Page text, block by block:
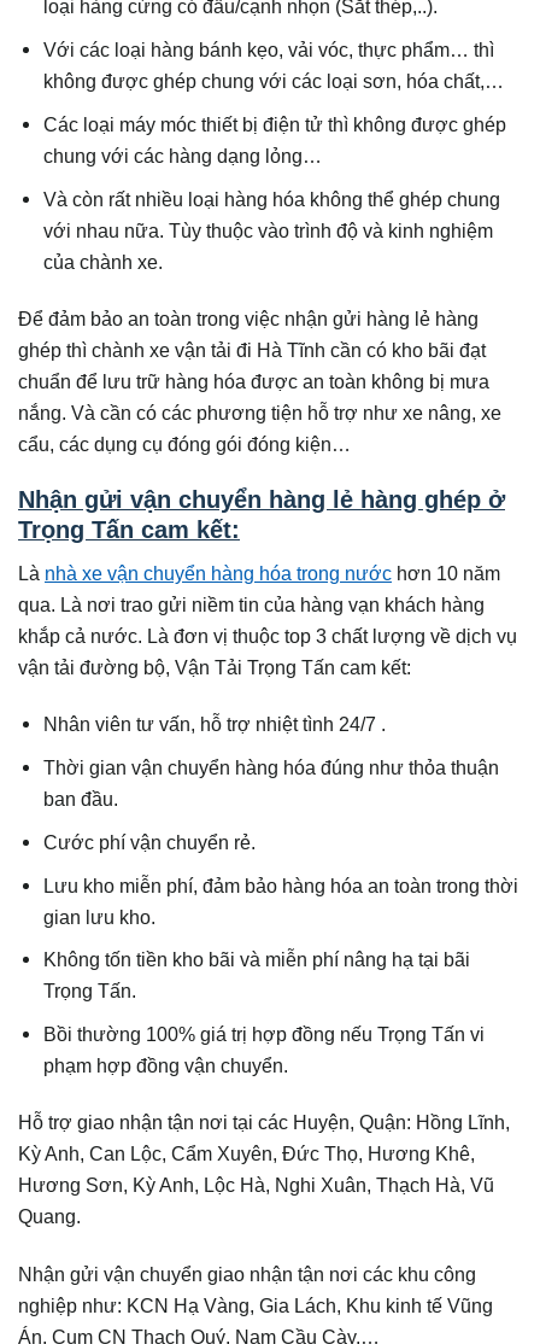
loại hàng cứng có đầu/cạnh nhọn (Sắt thép,..).
Với các loại hàng bánh kẹo, vải vóc, thực phẩm… thì
không được ghép chung với các loại sơn, hóa chất,…
Các loại máy móc thiết bị điện tử thì không được ghép
chung với các hàng dạng lỏng…
Và còn rất nhiều loại hàng hóa không thể ghép chung
với nhau nữa. Tùy thuộc vào trình độ và kinh nghiệm
của chành xe.
Để đảm bảo an toàn trong việc nhận gửi hàng lẻ hàng
ghép thì chành xe vận tải đi Hà Tĩnh cần có kho bãi đạt
chuẩn để lưu trữ hàng hóa được an toàn không bị mưa
nắng. Và cần có các phương tiện hỗ trợ như xe nâng, xe
cẩu, các dụng cụ đóng gói đóng kiện…
Nhận gửi vận chuyển hàng lẻ hàng ghép ở
Trọng Tấn cam kết:
Là nhà xe vận chuyển hàng hóa trong nước hơn 10 năm
qua. Là nơi trao gửi niềm tin của hàng vạn khách hàng
khắp cả nước. Là đơn vị thuộc top 3 chất lượng về dịch vụ
vận tải đường bộ, Vận Tải Trọng Tấn cam kết:
Nhân viên tư vấn, hỗ trợ nhiệt tình 24/7 .
Thời gian vận chuyển hàng hóa đúng như thỏa thuận
ban đầu.
Cước phí vận chuyển rẻ.
Lưu kho miễn phí, đảm bảo hàng hóa an toàn trong thời
gian lưu kho.
Không tốn tiền kho bãi và miễn phí nâng hạ tại bãi
Trọng Tấn.
Bồi thường 100% giá trị hợp đồng nếu Trọng Tấn vi
phạm hợp đồng vận chuyển.
Hỗ trợ giao nhận tận nơi tại các Huyện, Quận: Hồng Lĩnh,
Kỳ Anh, Can Lộc, Cẩm Xuyên, Đức Thọ, Hương Khê,
Hương Sơn, Kỳ Anh, Lộc Hà, Nghi Xuân, Thạch Hà, Vũ
Quang.
Nhận gửi vận chuyển giao nhận tận nơi các khu công
nghiệp như: KCN Hạ Vàng, Gia Lách, Khu kinh tế Vũng
Án, Cụm CN Thạch Quý, Nam Cầu Cày,…